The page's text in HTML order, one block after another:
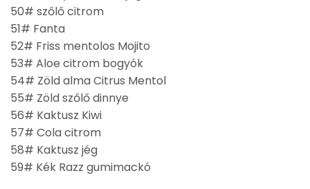
50# szőlő citrom
51# Fanta
52# Friss mentolos Mojito
53# Aloe citrom bogyók
54# Zöld alma Citrus Mentol
55# Zöld szőlő dinnye
56# Kaktusz Kiwi
57# Cola citrom
58# Kaktusz jég
59# Kék Razz gumimackó